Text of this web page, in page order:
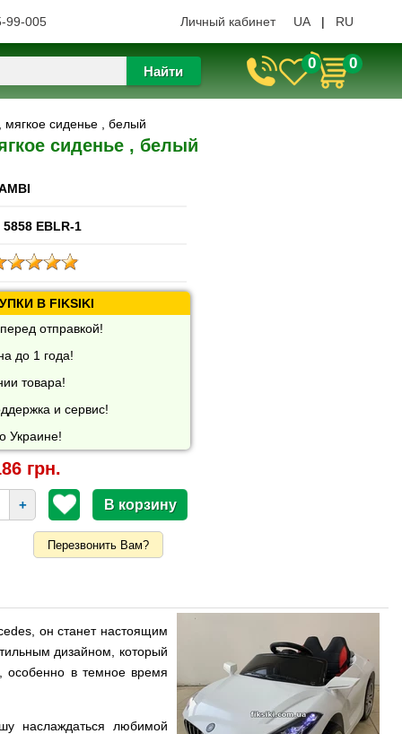
99-005 Личный кабинет UA | RU
Найти 0 0
мягкое сиденье , белый
сиденье , белый
5858 EBLR-1
В FIKSIKI
отправкой!
до 1 года!
товара!
и сервис!
Украине!
грн.
+
Перезвонить Вам?
он станет настоящим
дизайном, который
особенно в темное время
наслаждаться любимой